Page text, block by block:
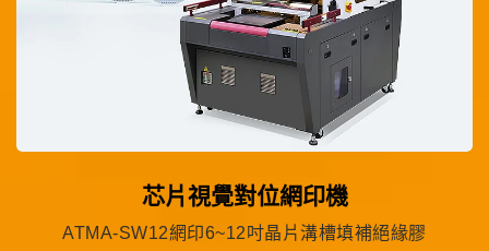
芯片視覺對位網印機
ATMA-SW12網印6~12吋晶片溝槽填補絕緣膠